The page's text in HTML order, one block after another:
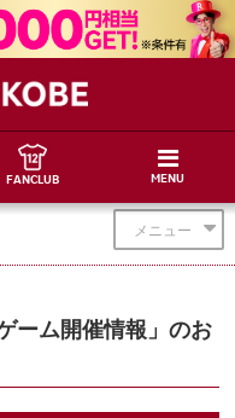
FANCLUB MENU
メニュー
ーム開催情報」のお